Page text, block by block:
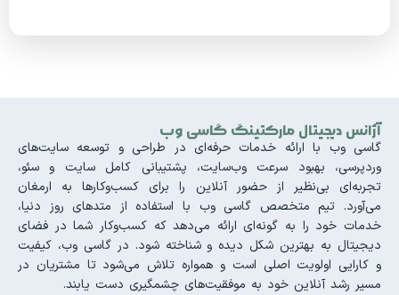
آژانس دیجیتال مارکتینگ گاسی وب
گاسی وب با ارائه خدمات حرفه‌ای در طراحی و توسعه سایت‌های
وردپرسی، بهبود سرعت وب‌سایت، پشتیبانی کامل سایت و سئو،
تجربه‌ای بی‌نظیر از حضور آنلاین را برای کسب‌وکارها به ارمغان
می‌آورد. تیم متخصص گاسی وب با استفاده از متدهای روز دنیا،
خدمات خود را به گونه‌ای ارائه می‌دهد که کسب‌وکار شما در فضای
دیجیتال به بهترین شکل دیده و شناخته شود. در گاسی وب، کیفیت
و کارایی اولویت اصلی است و همواره تلاش می‌شود تا مشتریان در
مسیر رشد آنلاین خود به موفقیت‌های چشمگیری دست یابند.